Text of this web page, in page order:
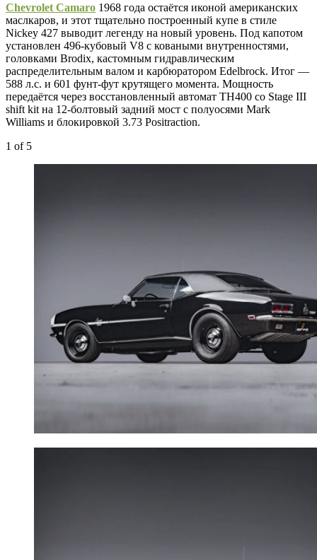
Chevrolet Camaro 1968 года остаётся иконой американских
маслкаров, и этот тщательно построенный купе в стиле
Nickey 427 выводит легенду на новый уровень. Под капотом
установлен 496-кубовый V8 с коваными внутренностями,
головками Brodix, кастомным гидравлическим
распределительным валом и карбюратором Edelbrock. Итог —
588 л.с. и 601 фунт-фут крутящего момента. Мощность
передаётся через восстановленный автомат TH400 со Stage III
shift kit на 12-болтовый задний мост с полуосями Mark
Williams и блокировкой 3.73 Positraction.
1 of 5